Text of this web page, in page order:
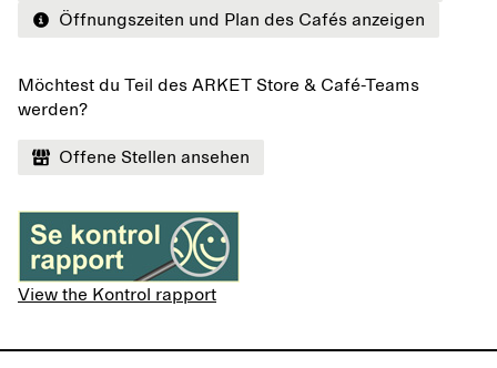
Öffnungszeiten und Plan des Cafés anzeigen
Möchtest du Teil des ARKET Store & Café-Teams
werden?
Offene Stellen ansehen
View the Kontrol rapport